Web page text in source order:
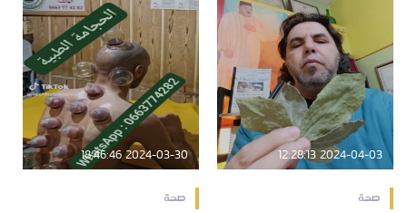
2024-04-03 12:28:13
صحة
2024-03-30 18:46:46
صحة